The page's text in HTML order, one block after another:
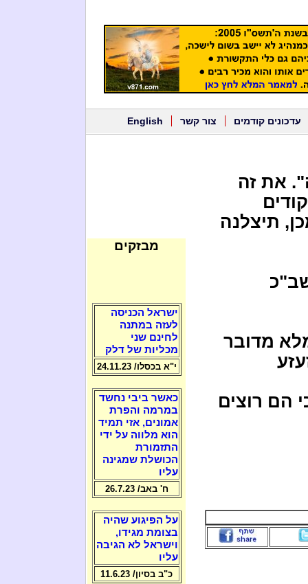
עדכונים קודמים צור קשר English
את זה
תיצלנה
מדובר
הם רוצים
מבזקים
ישראל הכניסה
לעזה במתנה
לחינם שני
מכליות של דלק
י"א בכסלו/ 24.11.23
כאשר ביבי נחשד
במרמה והפרת
אמונים, אזי תמיד
הוא מלווה על ידי
התזמורת
הכושלת שמגינה
עליו
ח' באב/ 26.7.23
על הפיגוע שהיה
בצומת מגידו,
וישראל לא הגיבה
עליו
כ"ב בסיון/ 11.6.23